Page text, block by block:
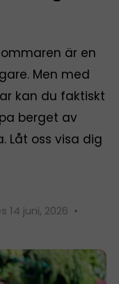
är en
Men med
kan du faktiskt
berget av
Låt oss visa dig
14 juni, 2026 •